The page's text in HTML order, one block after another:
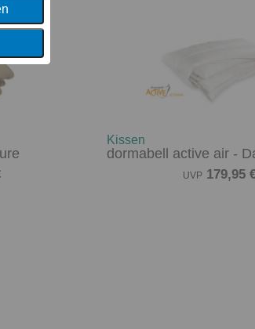
Kissen
dormabell active air -
UVP 179,95